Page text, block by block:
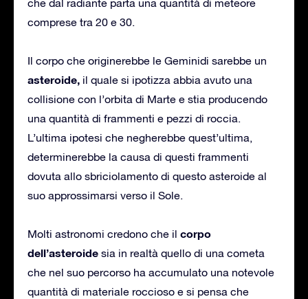
che dal radiante parta una quantità di meteore
comprese tra 20 e 30.
Il corpo che originerebbe le Geminidi sarebbe un
asteroide, il quale si ipotizza abbia avuto una
collisione con l’orbita di Marte e stia producendo
una quantità di frammenti e pezzi di roccia.
L’ultima ipotesi che negherebbe quest’ultima,
determinerebbe la causa di questi frammenti
dovuta allo sbriciolamento di questo asteroide al
suo approssimarsi verso il Sole.
Molti astronomi credono che il corpo
dell’asteroide sia in realtà quello di una cometa
che nel suo percorso ha accumulato una notevole
quantità di materiale roccioso e si pensa che